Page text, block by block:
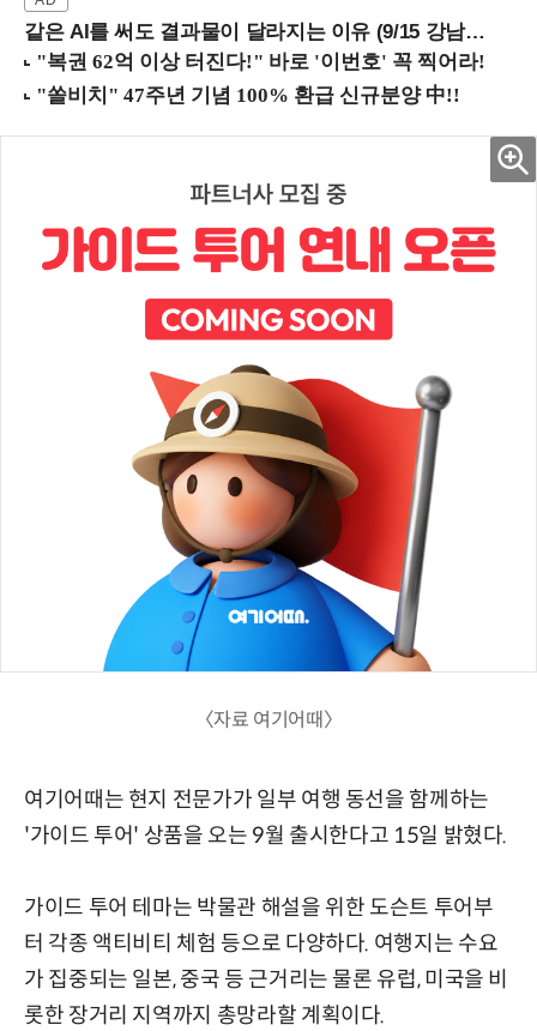
같은 AI를 써도 결과물이 달라지는 이유 (9/15 강남역)
〈자료 여기어때〉
여기어때는 현지 전문가가 일부 여행 동선을 함께하는
'가이드 투어' 상품을 오는 9월 출시한다고 15일 밝혔다.
가이드 투어 테마는 박물관 해설을 위한 도슨트 투어부
터 각종 액티비티 체험 등으로 다양하다. 여행지는 수요
가 집중되는 일본, 중국 등 근거리는 물론 유럽, 미국을 비
롯한 장거리 지역까지 총망라할 계획이다.